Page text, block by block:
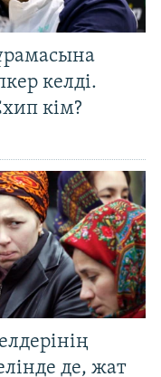
келді.
кім?
де, жат